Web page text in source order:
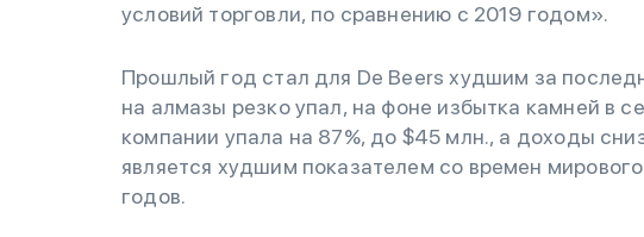
условий торговли, по сравнению с 2019 годом».
Прошлый год стал для De Beers худшим за
на алмазы резко упал, на фоне избытка камней в
компании упала на 87%, до $45 млн., а доходы
является худшим показателем со времен
годов.